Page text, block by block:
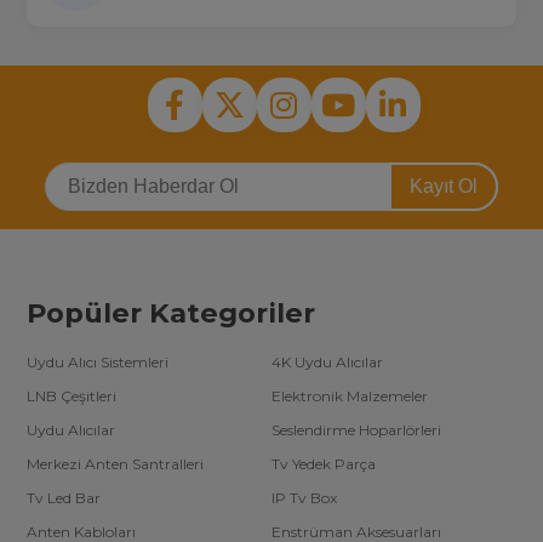
Kayıt Ol
Popüler Kategoriler
Uydu Alıcı Sistemleri
4K Uydu Alıcılar
LNB Çeşitleri
Elektronik Malzemeler
Uydu Alıcılar
Seslendirme Hoparlörleri
Merkezi Anten Santralleri
Tv Yedek Parça
Tv Led Bar
IP Tv Box
Anten Kabloları
Enstrüman Aksesuarları